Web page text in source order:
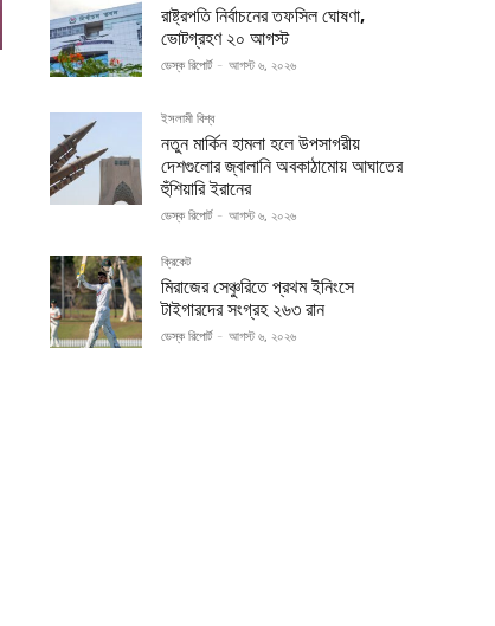
রাষ্ট্রপতি নির্বাচনের তফসিল ঘোষণা,
ভোটগ্রহণ ২০ আগস্ট
ডেস্ক রিপোর্ট - আগস্ট ৬, ২০২৬
ইসলামী বিশ্ব
নতুন মার্কিন হামলা হলে উপসাগরীয়
দেশগুলোর জ্বালানি অবকাঠামোয় আঘাতের
হুঁশিয়ারি ইরানের
ডেস্ক রিপোর্ট - আগস্ট ৬, ২০২৬
ক্রিকেট
মিরাজের সেঞ্চুরিতে প্রথম ইনিংসে
টাইগারদের সংগ্রহ ২৬৩ রান
ডেস্ক রিপোর্ট - আগস্ট ৬, ২০২৬